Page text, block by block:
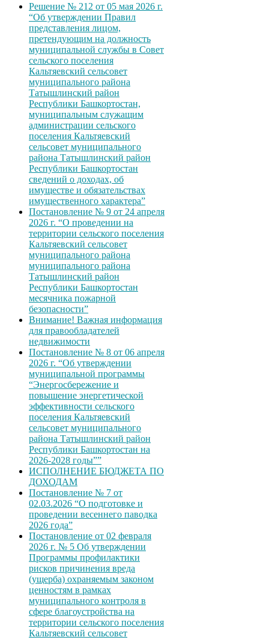
Решение № 212 от 05 мая 2026 г.
“Об утверждении Правил
представления лицом,
претендующим на должность
муниципальной службы в Совет
сельского поселения
Кальтяевский сельсовет
муниципального района
Татышлинский район
Республики Башкортостан,
муниципальным служащим
администрации сельского
поселения Кальтяевский
сельсовет муниципального
района Татышлинский район
Республики Башкортостан
сведений о доходах, об
имуществе и обязательствах
имущественного характера”
Постановление № 9 от 24 апреля
2026 г. “О проведении на
территории сельского поселения
Кальтяевский сельсовет
муниципального района
муниципального района
Татышлинский район
Республики Башкортостан
месячника пожарной
безопасности”
Внимание! Важная информация
для правообладателей
недвижимости
Постановление № 8 от 06 апреля
2026 г. “Об утверждении
муниципальной программы
“Энергосбережение и
повышение энергетической
эффективности сельского
поселения Кальтяевский
сельсовет муниципального
района Татышлинский район
Республики Башкортостан на
2026-2028 годы””
ИСПОЛНЕНИЕ БЮДЖЕТА ПО
ДОХОДАМ
Постановление № 7 от
02.03.2026 “О подготовке и
проведении весеннего паводка
2026 года”
Постановление от 02 февраля
2026 г. № 5 Об утверждении
Программы профилактики
рисков причинения вреда
(ущерба) охраняемым законом
ценностям в рамках
муниципального контроля в
сфере благоустройства на
территории сельского поселения
Кальтяевский сельсовет